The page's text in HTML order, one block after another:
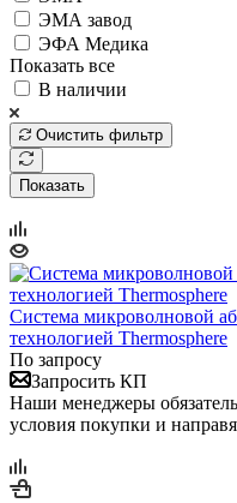
ЭМА завод
ЭФА Медика
Показать все
В наличии
Очистить фильтр
Показать
Система микроволновой
технологией Thermosphere
По запросу
Запросить КП
Наши менеджеры
условия покупки и